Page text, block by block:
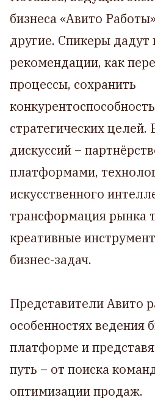
бизнеса «Авито
другие. Спикеры дадут
рекомендации, как
процессы, сохранить
стратегических целей.
дискуссий –
платформами,
искусственного
трансформация рынка
креативные
бизнес-задач.
Представители Авито
особенностях ведения
платформе и
путь – от поиска
оптимизации продаж.